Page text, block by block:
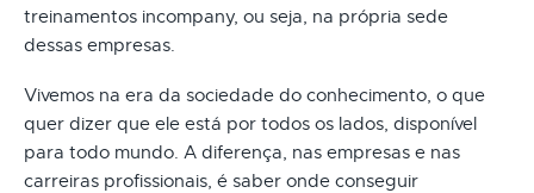
treinamentos incompany, ou seja, na própria sede
dessas empresas.
Vivemos na era da sociedade do conhecimento, o que
quer dizer que ele está por todos os lados, disponível
para todo mundo. A diferença, nas empresas e nas
carreiras profissionais, é saber onde conseguir